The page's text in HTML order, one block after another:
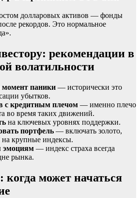
долларовых активов — фонды
рекордов. Это нормальное
рекомендации в
волатильности
момент паники — исторически это
убытков.
с кредитным плечом — именно плечо
во время таких движений.
на ключевых уровнях поддержки.
портфель — включать золото,
крупные индексы.
эмоциям — индекс страха всегда
рынка.
может начаться